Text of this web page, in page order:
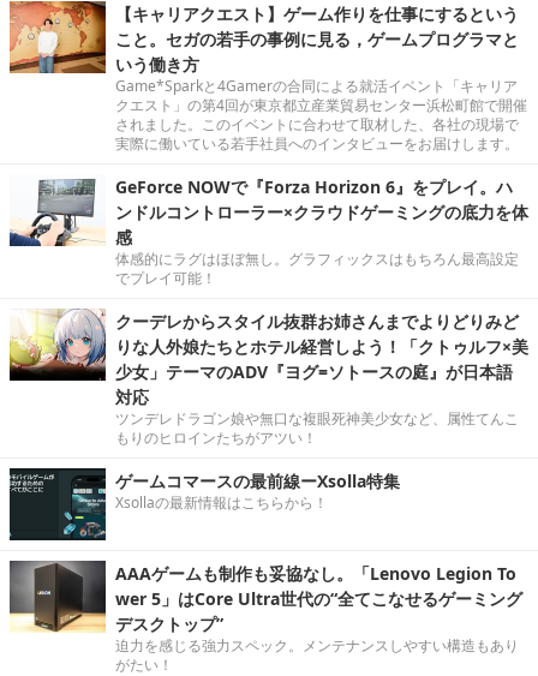
【キャリアクエスト】ゲーム作りを仕事にするという
こと。セガの若手の事例に見る，ゲームプログラマと
いう働き方
Game*Sparkと4Gamerの合同による就活イベント「キャリア
クエスト」の第4回が東京都立産業貿易センター浜松町館で開催
されました。このイベントに合わせて取材した、各社の現場で
実際に働いている若手社員へのインタビューをお届けします。
GeForce NOWで『Forza Horizon 6』をプレイ。ハ
ンドルコントローラー×クラウドゲーミングの底力を体
感
体感的にラグはほぼ無し。グラフィックスはもちろん最高設定
でプレイ可能！
クーデレからスタイル抜群お姉さんまでよりどりみど
りな人外娘たちとホテル経営しよう！「クトゥルフ×美
少女」テーマのADV『ヨグ=ソトースの庭』が日本語
対応
ツンデレドラゴン娘や無口な複眼死神美少女など、属性てんこ
もりのヒロインたちがアツい！
ゲームコマースの最前線ーXsolla特集
Xsollaの最新情報はこちらから！
AAAゲームも制作も妥協なし。「Lenovo Legion To
wer 5」はCore Ultra世代の“全てこなせるゲーミング
デスクトップ”
迫力を感じる強力スペック。メンテナンスしやすい構造もあり
がたい！